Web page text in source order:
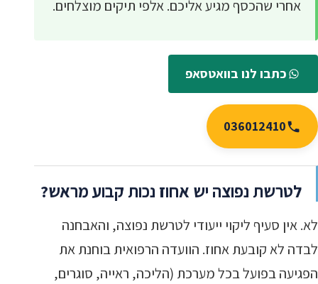
אחרי שהכסף מגיע אליכם. אלפי תיקים מוצלחים.
כתבו לנו בוואטסאפ
036012410
לטרשת נפוצה יש אחוז נכות קבוע מראש?
לא. אין סעיף ליקוי ייעודי לטרשת נפוצה, והאבחנה
לבדה לא קובעת אחוז. הוועדה הרפואית בוחנת את
הפגיעה בפועל בכל מערכת (הליכה, ראייה, סוגרים,